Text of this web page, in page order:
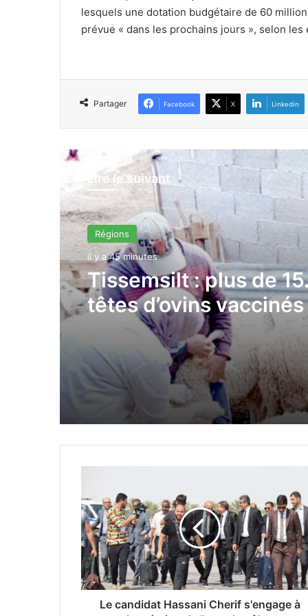
lesquels une dotation budgétaire de 60
prévue « dans les prochains jours », selon
Partager Facebook X Linkedin
Lire le suivant
Régions
il y a 45 minutes
Tissemsilt : plus de
têtes d’ovins
la clavelée
c
a
n
d
i
d
a
Le candidat Hassani Cherif s'engage à